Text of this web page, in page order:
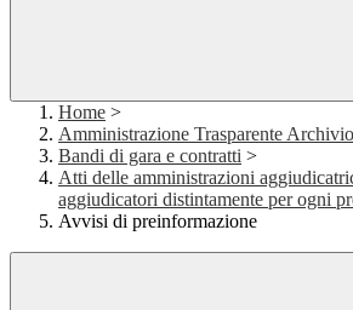
Home >
Amministrazione Trasparente
Bandi di gara e contratti >
Atti delle amministrazioni
aggiudicatori distintamente per ogni
Avvisi di preinformazione